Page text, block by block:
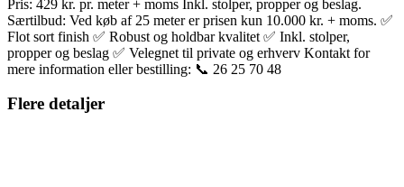
Pris: 429 kr. pr. meter + moms Inkl. stolper, propper og beslag.
Særtilbud: Ved køb af 25 meter er prisen kun 10.000 kr. + moms. ✅
Flot sort finish ✅ Robust og holdbar kvalitet ✅ Inkl. stolper,
propper og beslag ✅ Velegnet til private og erhverv Kontakt for
mere information eller bestilling: 📞 26 25 70 48
Flere detaljer